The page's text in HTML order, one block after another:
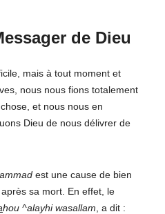
de Dieu
mais à tout moment et
nous nous fions totalement
et nous nous en
Dieu de nous délivrer de
ammad est une cause de bien
sa mort. En effet, le
hou ^alayhi wasallam , a dit :